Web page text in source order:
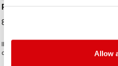
Allow
PRO LIGHT WIND VEST
89,95 €
Il nostro gilet antivento più leggero e
comprimibile che si adatta al corpo